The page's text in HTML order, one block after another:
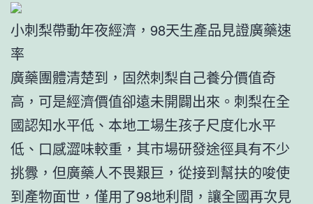
小刺梨帶動年夜經濟，98天生產品見證廣藥速
率
廣藥團體清楚到，固然刺梨自己養分價值奇
高，可是經濟價值卻遠未開闢出來。刺梨在全
國認知水平低、本地工場生孩子尺度化水平
低、口感澀味較重，其市場研發途徑具有不少
挑釁，但廣藥人不畏艱巨，從接到幫扶的唆使
到產物面世，僅用了98地利間，讓全國再次見